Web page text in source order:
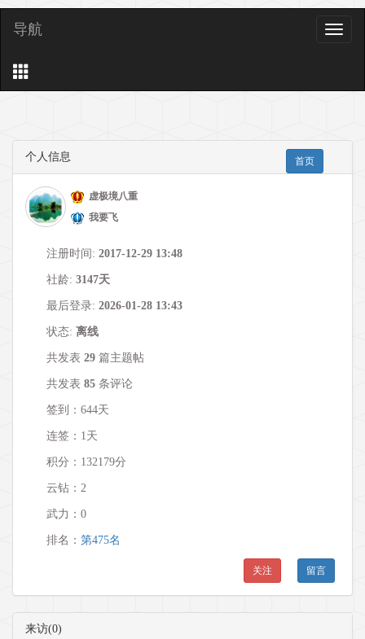
导
导航
个人信息 首页
虚极境八重
我要飞
注册时间: 2017-12-29 13:48
社龄: 3147天
最后登录: 2026-01-28 13:43
状态: 离线
共发表 29 篇主题帖
共发表 85 条评论
签到：644天
连签：1天
积分：132179分
云钻：2
武力： 0
排名： 第475名
留言
关注
来访(0)